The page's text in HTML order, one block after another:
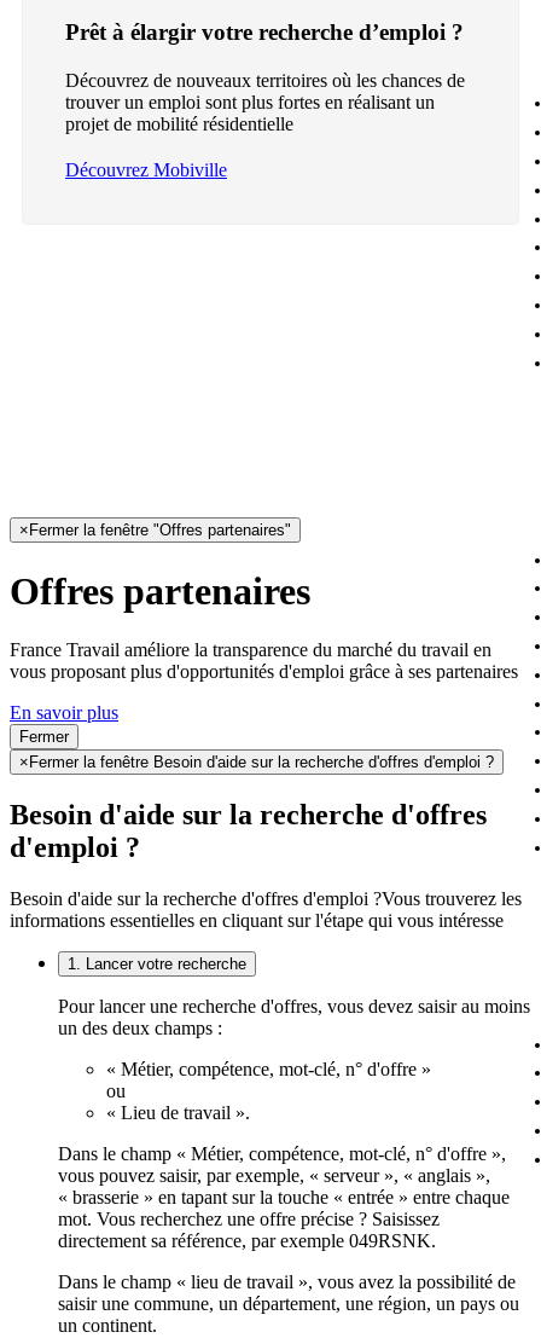
Prêt à élargir votre recherche d’emploi ?
Découvrez de nouveaux territoires où les chances de
trouver un emploi sont plus fortes en réalisant un
projet de mobilité résidentielle
Découvrez Mobiville
× Fermer la fenêtre "Offres partenaires"
Offres partenaires
France Travail améliore la transparence du marché du travail en
vous proposant plus d'opportunités d'emploi grâce à ses partenaires
En savoir plus
Fermer
× Fermer la fenêtre Besoin d'aide sur la recherche d'offres d'emploi ?
Besoin d'aide sur la recherche d'offres
d'emploi ?
Besoin d'aide sur la recherche d'offres d'emploi ?Vous trouverez les
informations essentielles en cliquant sur l'étape qui vous intéresse
1. Lancer votre recherche
Pour lancer une recherche d'offres, vous devez saisir au moins
un des deux champs :
« Métier, compétence, mot-clé, n° d'offre »
ou
« Lieu de travail ».
Dans le champ « Métier, compétence, mot-clé, n° d'offre »,
vous pouvez saisir, par exemple, « serveur », « anglais »,
« brasserie » en tapant sur la touche « entrée » entre chaque
mot. Vous recherchez une offre précise ? Saisissez
directement sa référence, par exemple 049RSNK.
Dans le champ « lieu de travail », vous avez la possibilité de
saisir une commune, un département, une région, un pays ou
un continent.